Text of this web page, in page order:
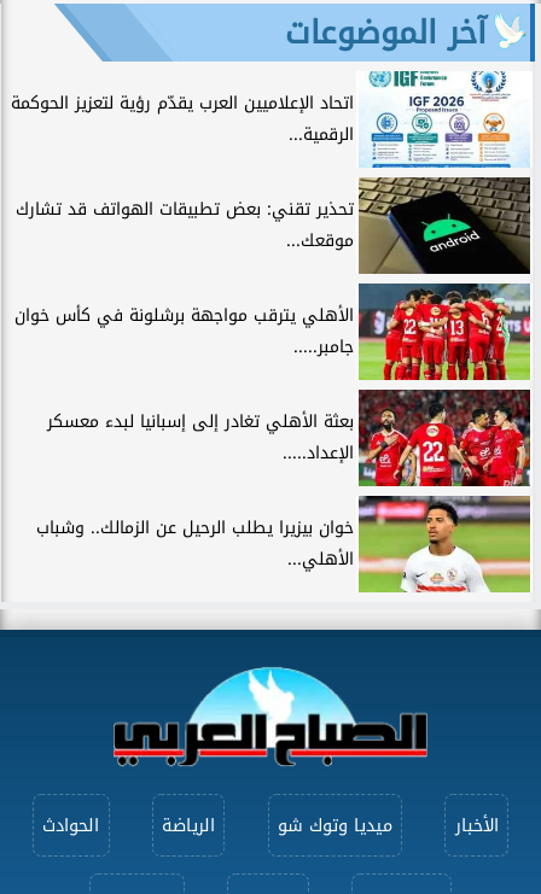
آخر الموضوعات
اتحاد الإعلاميين العرب يقدّم رؤية لتعزيز الحوكمة
الرقمية...
تحذير تقني: بعض تطبيقات الهواتف قد تشارك
موقعك...
الأهلي يترقب مواجهة برشلونة في كأس خوان
جامبر.....
بعثة الأهلي تغادر إلى إسبانيا لبدء معسكر
الإعداد.....
خوان بيزيرا يطلب الرحيل عن الزمالك.. وشباب
الأهلي...
الأخبار ميديا وتوك شو الرياضة الحوادث